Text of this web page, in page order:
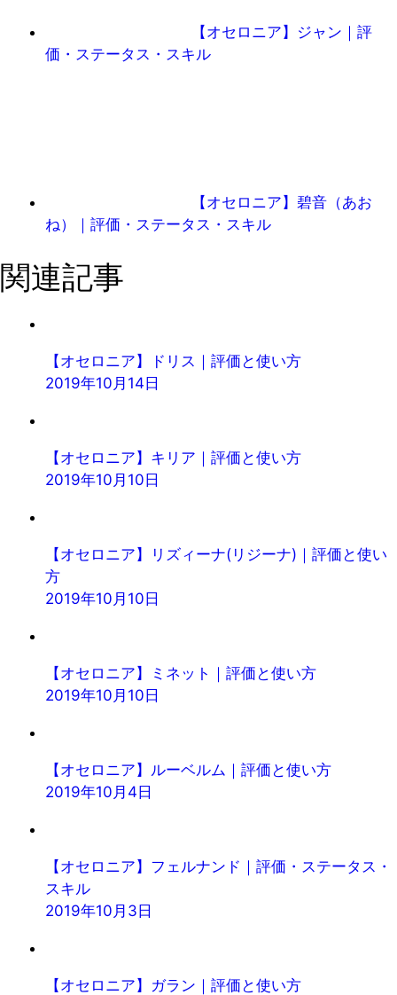
【オセロニア】ジャン｜評
価・ステータス・スキル
【オセロニア】碧音（あお
ね）｜評価・ステータス・スキル
関連記事
【オセロニア】ドリス｜評価と使い方
2019年10月14日
【オセロニア】キリア｜評価と使い方
2019年10月10日
【オセロニア】リズィーナ(リジーナ)｜評価と使い
方
2019年10月10日
【オセロニア】ミネット｜評価と使い方
2019年10月10日
【オセロニア】ルーベルム｜評価と使い方
2019年10月4日
【オセロニア】フェルナンド｜評価・ステータス・
スキル
2019年10月3日
【オセロニア】ガラン｜評価と使い方